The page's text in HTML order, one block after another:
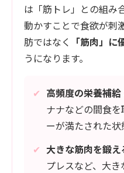
は「筋トレ」との組み
動かすことで食欲が刺
肪ではなく 「筋肉」
うになります。
✔ 高頻度の栄養補給
ナナなどの間食
ーが満たされた状
✔ 大きな筋肉を鍛え
プレスなど、大